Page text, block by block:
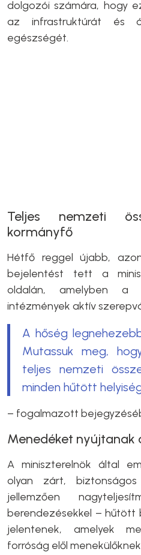
dolgozói számára, hogy
az infrastruktúrát és
egészségét.
Teljes nemzeti
kormányfő
Hétfő reggel újabb,
bejelentést tett a
oldalán, amelyben a
intézmények aktív
A hőség
Mutassuk meg,
teljes nemzeti
minden hűtött
– fogalmazott
Menedéket nyújtanak
A miniszterelnök által
olyan zárt,
jellemzően
berendezésekkel – hűtött
jelentenek, amelyek
forróság elől